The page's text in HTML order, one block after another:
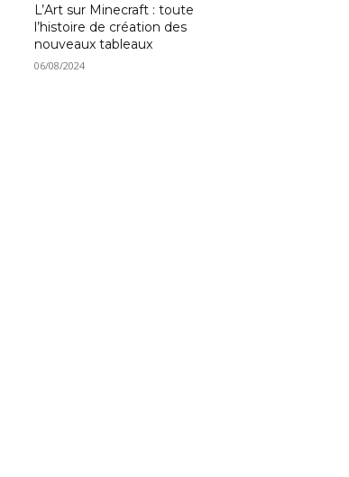
L’Art sur Minecraft : toute
l’histoire de création des
nouveaux tableaux
06/08/2024